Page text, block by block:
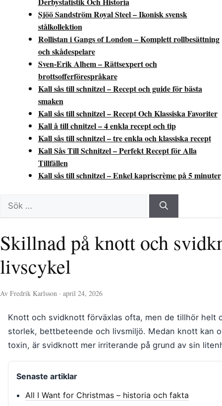
Sjöö Sandström Royal Steel – Ikonisk svensk
stålkollektion
Rollistan i Gangs of London – Komplett rollbesättning
och skådespelare
Sven-Erik Alhem – Rättsexpert och
brottsofferförespråkare
Kall sås till schnitzel – Recept och guide för bästa
smaken
Kall sås till schnitzel – Recept Och Klassiska Favoriter
Kall å till chnitzel – 4 enkla recept och tip
Kall sås till schnitzel – tre enkla och klassiska recept
Kall Sås Till Schnitzel – Perfekt Recept för Alla
Tillfällen
Kall sås till schnitzel – Enkel kapriscrème på 5 minuter
Sök
efter:
Skillnad på knott och
livscykel
Av Fredrik Karlsson · april 24, 2026
Knott och svidknott förväxlas ofta, men de tillhör helt
storlek, bettbeteende och livsmiljö. Medan knott kan
toxin, är svidknott mer irriterande på grund av sin
Senaste artiklar
All I Want for Christmas – historia och fakta